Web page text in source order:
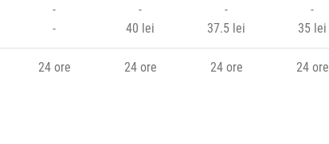
-
-
-
40 lei
-
37.5 lei
-
35 lei
24 ore 24 ore 24 ore 24 ore